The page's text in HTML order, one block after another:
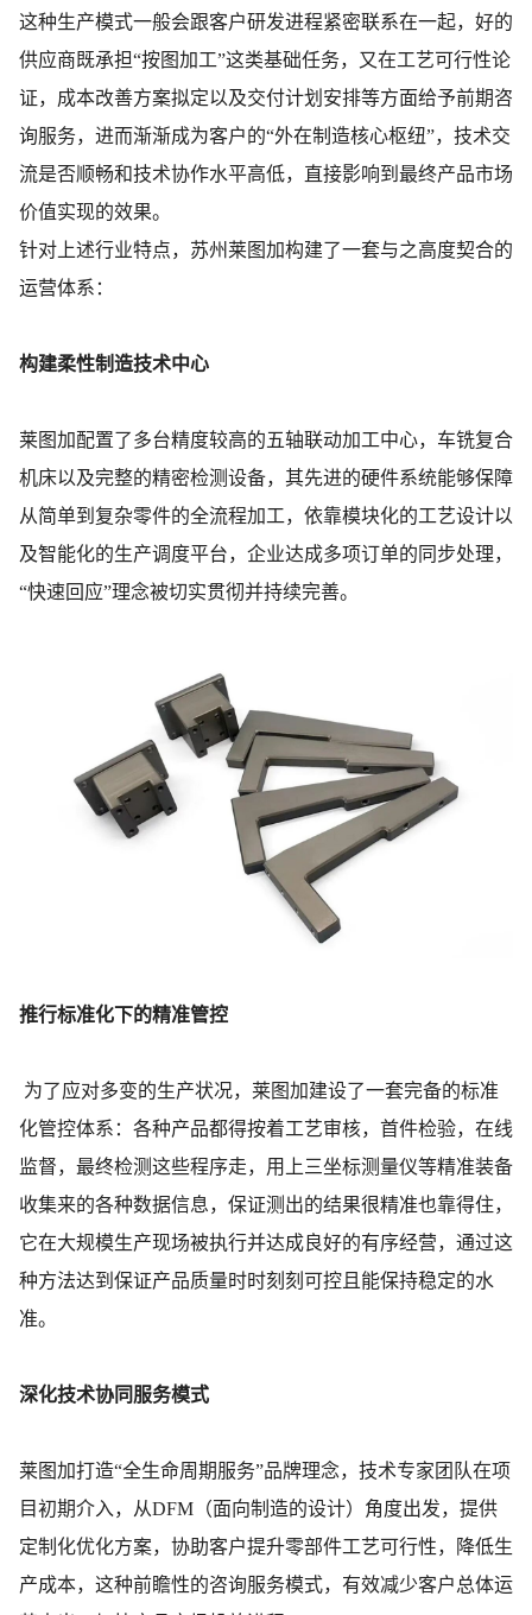
这种生产模式一般会跟客户研发进程紧密联系在一起，好的
供应商既承担“按图加工”这类基础任务，又在工艺可行性论
证，成本改善方案拟定以及交付计划安排等方面给予前期咨
询服务，进而渐渐成为客户的“外在制造核心枢纽”，技术交
流是否顺畅和技术协作水平高低，直接影响到最终产品市场
价值实现的效果。
针对上述行业特点，苏州莱图加构建了一套与之高度契合的
运营体系：
构建柔性制造技术中心
莱图加配置了多台精度较高的五轴联动加工中心，车铣复合
机床以及完整的精密检测设备，其先进的硬件系统能够保障
从简单到复杂零件的全流程加工，依靠模块化的工艺设计以
及智能化的生产调度平台，企业达成多项订单的同步处理，
“快速回应”理念被切实贯彻并持续完善。
推行标准化下的精准管控
为了应对多变的生产状况，莱图加建设了一套完备的标准
化管控体系：各种产品都得按着工艺审核，首件检验，在线
监督，最终检测这些程序走，用上三坐标测量仪等精准装备
收集来的各种数据信息，保证测出的结果很精准也靠得住，
它在大规模生产现场被执行并达成良好的有序经营，通过这
种方法达到保证产品质量时时刻刻可控且能保持稳定的水
准。
深化技术协同服务模式
莱图加打造“全生命周期服务”品牌理念，技术专家团队在项
目初期介入，从DFM（面向制造的设计）角度出发，提供
定制化优化方案，协助客户提升零部件工艺可行性，降低生
产成本，这种前瞻性的咨询服务模式，有效减少客户总体运